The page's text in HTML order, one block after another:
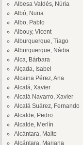
Albesa Valdés, Núria
Albó, Nuria
Albo, Pablo
Albouy, Vicent
Alburquerque, Tiago
Alburquerque, Nádia
Alca, Bárbara
Alçada, Isabel
Alcaina Pérez, Ana
Alcalá, Xavier
Alcalá Navarro, Xavier
Alcalá Suárez, Fernando
Alcalde, Pedro
Alcalde, Merlín
Alcántara, Maite
Alcántara, Mariana